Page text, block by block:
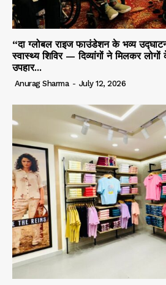
“दा ग्लोबल राइज फाउंडेशन के भव्य
स्वास्थ्य शिविर — दिव्यांगों ने मिलकर
उपहार...
Anurag Sharma - July 12, 2026